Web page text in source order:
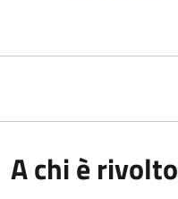
A chi è rivolto